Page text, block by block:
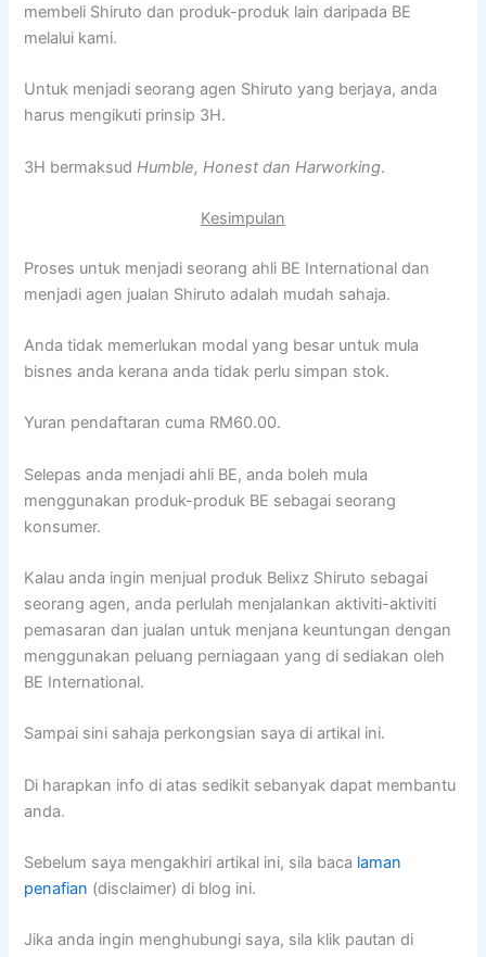
membeli Shiruto dan produk-produk lain daripada BE
melalui kami.
Untuk menjadi seorang agen Shiruto yang berjaya, anda
harus mengikuti prinsip 3H.
3H bermaksud Humble, Honest dan Harworking.
Kesimpulan
Proses untuk menjadi seorang ahli BE International dan
menjadi agen jualan Shiruto adalah mudah sahaja.
Anda tidak memerlukan modal yang besar untuk mula
bisnes anda kerana anda tidak perlu simpan stok.
Yuran pendaftaran cuma RM60.00.
Selepas anda menjadi ahli BE, anda boleh mula
menggunakan produk-produk BE sebagai seorang
konsumer.
Kalau anda ingin menjual produk Belixz Shiruto sebagai
seorang agen, anda perlulah menjalankan aktiviti-aktiviti
pemasaran dan jualan untuk menjana keuntungan dengan
menggunakan peluang perniagaan yang di sediakan oleh
BE International.
Sampai sini sahaja perkongsian saya di artikal ini.
Di harapkan info di atas sedikit sebanyak dapat membantu
anda.
Sebelum saya mengakhiri artikal ini, sila baca laman
penafian (disclaimer) di blog ini.
Jika anda ingin menghubungi saya, sila klik pautan di